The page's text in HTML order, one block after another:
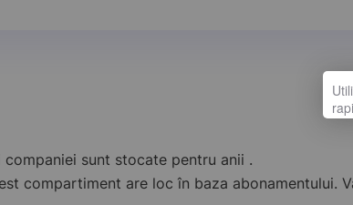
sunt stocate pentru anii .
compartiment are loc în baza abonamentului.